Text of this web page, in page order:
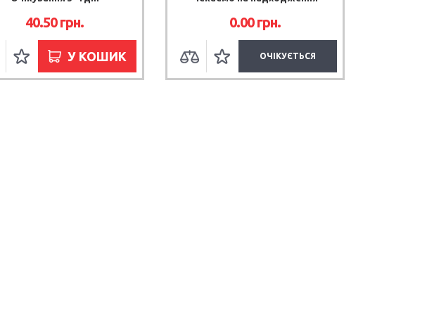
40.50 грн.
У КОШИК
0.00 грн.
ОЧІКУЄТЬСЯ